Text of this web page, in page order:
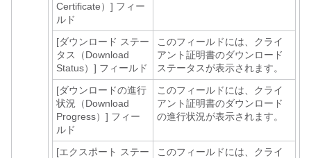
Certificate）] フィー
ルド
[ダウンロード ステー
タス（Download
Status）] フィールド
このフィールドには、クライ
アント証明書のダウンロード
ステータスが表示されます。
[ダウンロードの進行
状況（Download
Progress）] フィー
ルド
このフィールドには、クライ
アント証明書のダウンロード
の進行状況が表示されます。
[エクスポート ステー
このフィールドには、クライ